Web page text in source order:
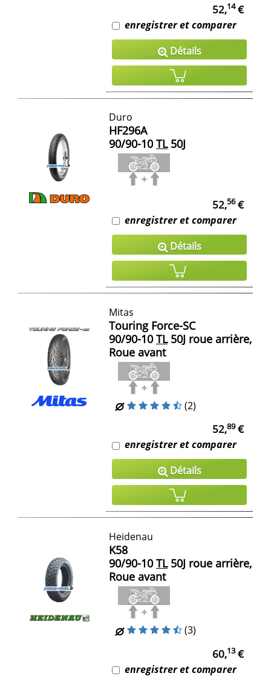
52,14€
enregistrer et comparer
Détails
Duro
HF296A
90/90-10 TL50J
52,56€
enregistrer et comparer
Détails
Mitas
Touring Force-SC
90/90-10 TL50J roue arrière,
Roue avant
(2)
52,89€
enregistrer et comparer
Détails
Heidenau
K58
90/90-10 TL50J roue arrière,
Roue avant
(3)
60,13€
enregistrer et comparer